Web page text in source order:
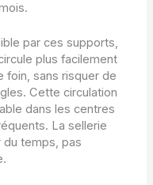
par ces supports,
plus facilement
foin, sans risquer de
Cette circulation
dans les centres
La sellerie
du temps, pas